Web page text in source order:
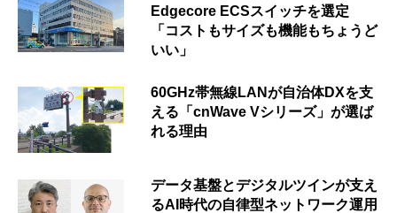
Edgecore ECSスイッチを選定
「コストもサイズも機能もちょうど
いい」
60GHz帯無線LANが自治体DXを支
える「cnWave Vシリーズ」が選ば
れる理由
データ基盤とデジタルツインが支え
るAI時代の自律型ネットワーク運用